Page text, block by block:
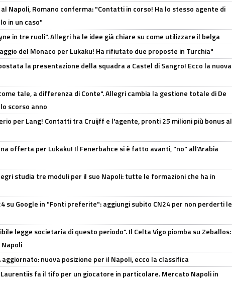
al Napoli, Romano conferma: "Contatti in corso! Ha lo stesso agente di
in un caso"
in tre ruoli". Allegri ha le idee già chiare su come utilizzare il belga
del Monaco per Lukaku! Ha rifiutato due proposte in Turchia"
la presentazione della squadra a Castel di Sangro! Ecco la nuova
tale, a differenza di Conte". Allegri cambia la gestione totale di De
scorso anno
per Lang! Contatti tra Cruijff e l'agente, pronti 25 milioni più bonus al
offerta per Lukaku! Il Fenerbahce si è fatto avanti, "no" all'Arabia
studia tre moduli per il suo Napoli: tutte le formazioni che ha in
su Google in "Fonti preferite": aggiungi subito CN24 per non perderti le
legge societaria di questo periodo". Il Celta Vigo piomba su Zeballos:
aggiornato: nuova posizione per il Napoli, ecco la classifica
fa il tifo per un giocatore in particolare. Mercato Napoli in